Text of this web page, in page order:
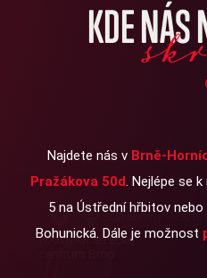
KDE NÁS
Najdete nás v Brně-
Pražákova 50d. Nejlépe se
5 na Ústřední hřbitov
Bohunická. Dále je možnost